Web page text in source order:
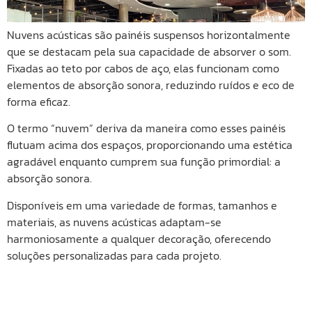
Nuvens acústicas são painéis suspensos horizontalmente
que se destacam pela sua capacidade de absorver o som.
Fixadas ao teto por cabos de aço, elas funcionam como
elementos de absorção sonora, reduzindo ruídos e eco de
forma eficaz.
O termo “nuvem” deriva da maneira como esses painéis
flutuam acima dos espaços, proporcionando uma estética
agradável enquanto cumprem sua função primordial: a
absorção sonora.
Disponíveis em uma variedade de formas, tamanhos e
materiais, as nuvens acústicas adaptam-se
harmoniosamente a qualquer decoração, oferecendo
soluções personalizadas para cada projeto.